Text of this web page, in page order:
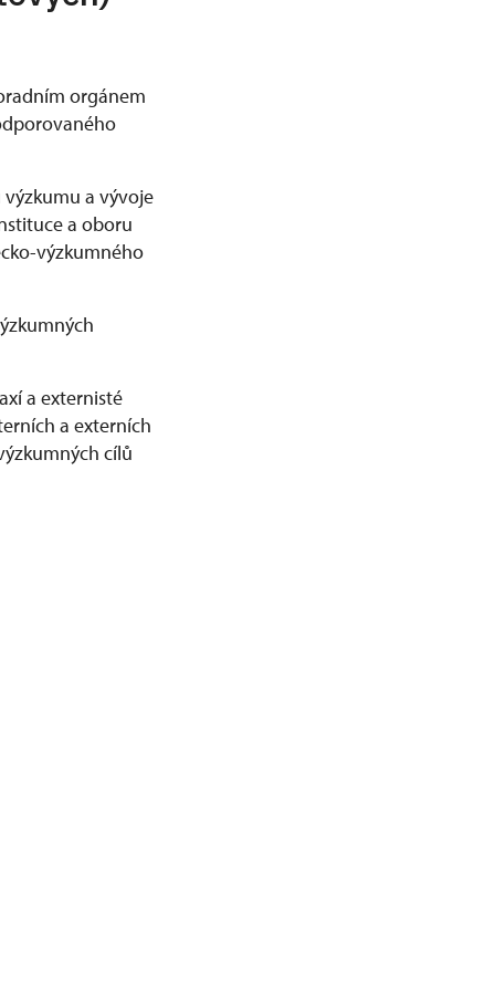
orgánem
a vývoje
a oboru
výzkumného
a externisté
a externích
cílů